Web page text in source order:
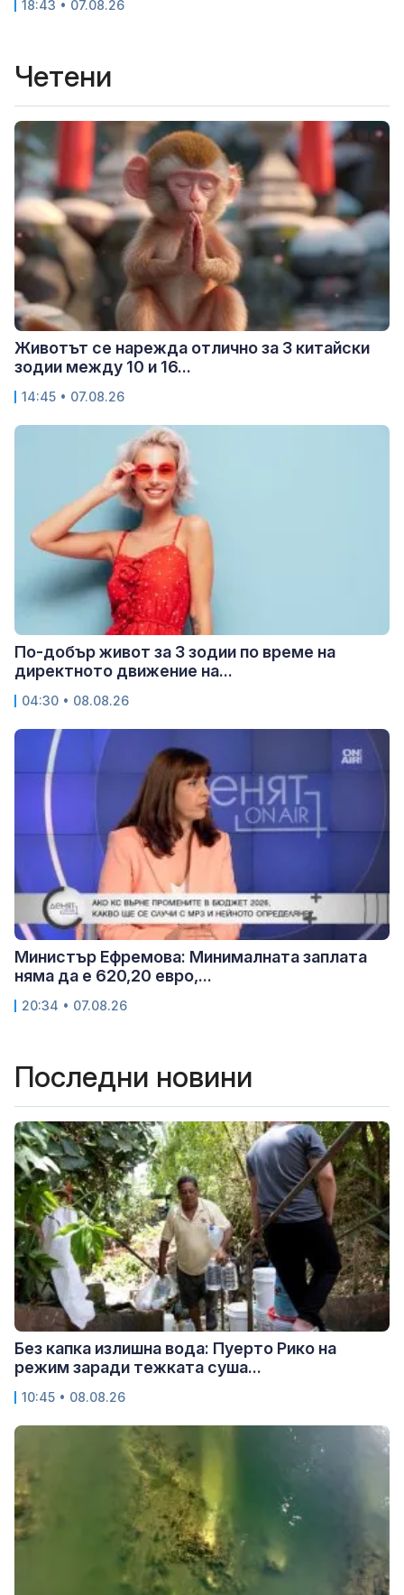
18:43 • 07.08.26
Четени
Животът се нарежда отлично за 3 китайски
зодии между 10 и 16...
14:45 • 07.08.26
По-добър живот за 3 зодии по време на
директното движение на...
04:30 • 08.08.26
Министър Ефремова: Минималната заплата
няма да е 620,20 евро,...
20:34 • 07.08.26
Последни новини
Без капка излишна вода: Пуерто Рико на
режим заради тежката суша...
10:45 • 08.08.26